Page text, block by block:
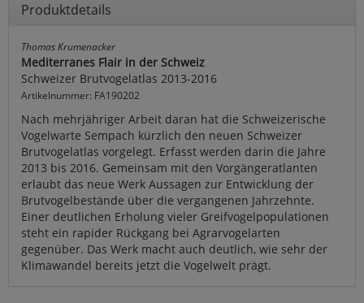
Produktdetails
Thomas Krumenacker
Mediterranes Flair in der Schweiz
Schweizer Brutvogelatlas 2013-2016
Artikelnummer: FA190202
Nach mehrjähriger Arbeit daran hat die Schweizerische
Vogelwarte Sempach kürzlich den neuen Schweizer
Brutvogelatlas vorgelegt. Erfasst werden darin die Jahre
2013 bis 2016. Gemeinsam mit den Vorgängeratlanten
erlaubt das neue Werk Aussagen zur Entwicklung der
Brutvogelbestände über die vergangenen Jahrzehnte.
Einer deutlichen Erholung vieler Greifvogelpopulationen
steht ein rapider Rückgang bei Agrarvogelarten
gegenüber. Das Werk macht auch deutlich, wie sehr der
Klimawandel bereits jetzt die Vogelwelt prägt.